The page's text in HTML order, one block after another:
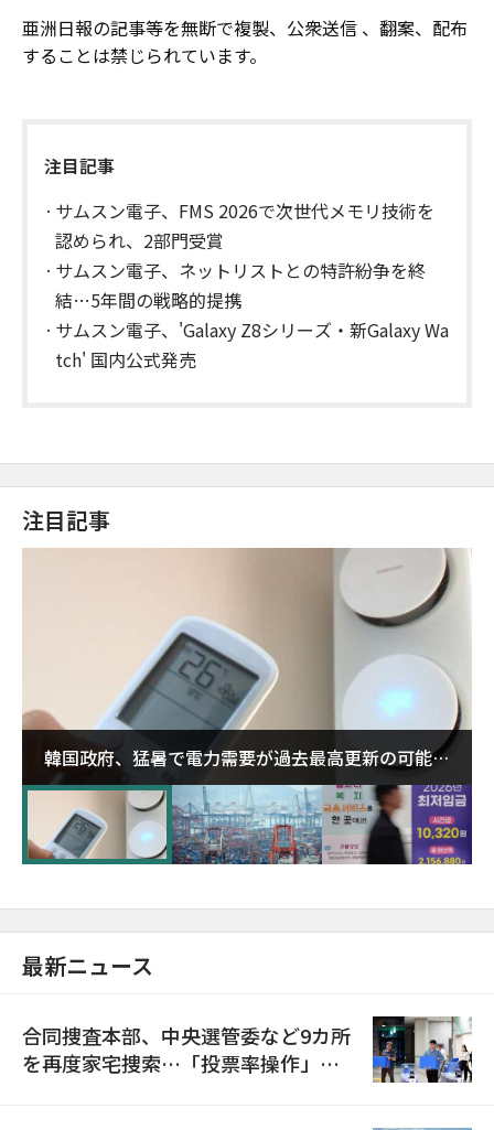
亜洲日報の記事等を無断で複製、公衆送信 、翻案、配布
することは禁じられています。
注目記事
サムスン電子、FMS 2026で次世代メモリ技術を
認められ、2部門受賞
サムスン電子、ネットリストとの特許紛争を終
結…5年間の戦略的提携
サムスン電子、'Galaxy Z8シリーズ・新Galaxy Wa
tch' 国内公式発売
注目記事
韓国政府、猛暑で電力需要が過去最高更新の可能性
に需給対応体制を点検
最新ニュース
合同捜査本部、中央選管委など9カ所
を再度家宅捜索…「投票率操作」の